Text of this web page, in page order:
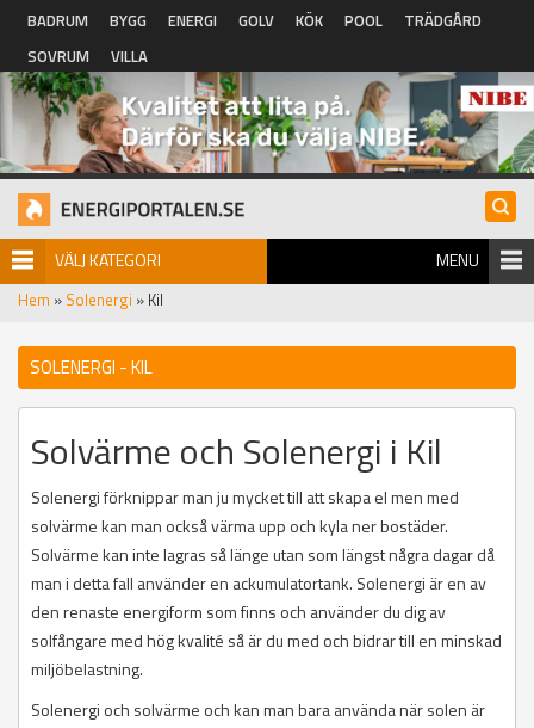
Hoppa till huvudinnehåll
BADRUM BYGG ENERGI GOLV KÖK POOL
TRÄDGÅRD
SOVRUM
VILLA
VÄLJ KATEGORI MENU
Hem » Solenergi » Kil
SOLENERGI - KIL
Solvärme och Solenergi i Kil
Solenergi förknippar man ju mycket till att skapa el men med
solvärme kan man också värma upp och kyla ner bostäder.
Solvärme kan inte lagras så länge utan som längst några dagar då
man i detta fall använder en ackumulatortank. Solenergi är en av
den renaste energiform som finns och använder du dig av
solfångare med hög kvalité så är du med och bidrar till en minskad
miljöbelastning.
Solenergi och solvärme och kan man bara använda när solen är